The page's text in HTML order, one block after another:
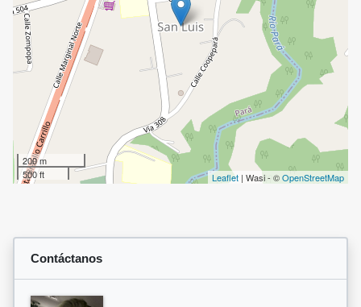
200 m
500 ft
Leaflet | Wasi - ©OpenStreetMap
Contáctanos